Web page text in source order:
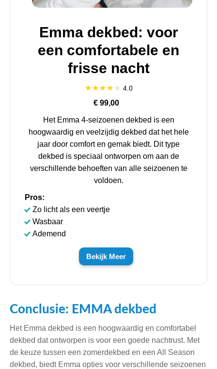
Emma dekbed: voor
een comfortabele en
frisse nacht
4.0
€ 99,00
Het Emma 4-seizoenen dekbed is een
hoogwaardig en veelzijdig dekbed dat het hele
jaar door comfort en gemak biedt. Dit type
dekbed is speciaal ontworpen om aan de
verschillende behoeften van alle seizoenen te
voldoen.
Pros:
Zo licht als een veertje
Wasbaar
Ademend
Bekijk Meer
Conclusie: EMMA dekbed
Het Emma dekbed is een hoogwaardig en comfortabel
dekbed dat ontworpen is voor een goede nachtrust. Met
de keuze tussen een zomerdekbed en een All Season
dekbed, biedt Emma opties voor verschillende seizoenen